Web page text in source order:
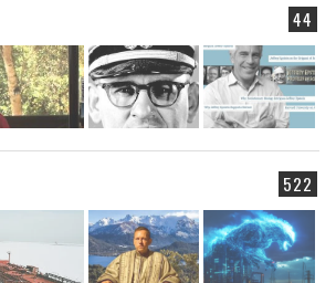
44
522